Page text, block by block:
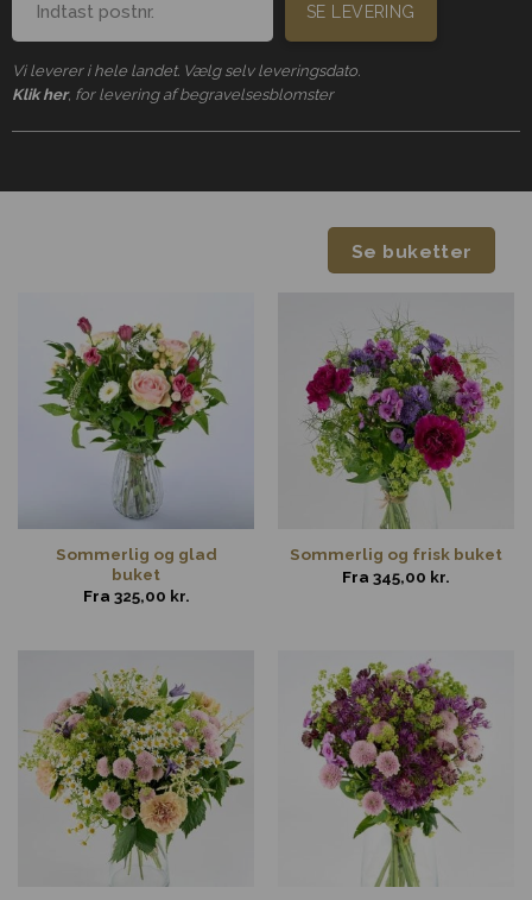
SE LEVERING
Vi leverer i hele landet. Vælg selv leveringsdato.
Klik her, for levering af begravelsesblomster
Se buketter
Sommerlig og glad
buket
Fra 325,00 kr.
Sommerlig og frisk buket
Fra 345,00 kr.